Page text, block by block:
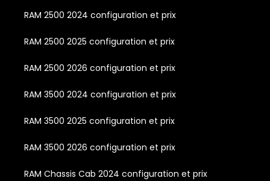
RAM 2500 2024 configuration et prix
RAM 2500 2025 configuration et prix
RAM 2500 2026 configuration et prix
RAM 3500 2024 configuration et prix
RAM 3500 2025 configuration et prix
RAM 3500 2026 configuration et prix
RAM Chassis Cab 2024 configuration et prix